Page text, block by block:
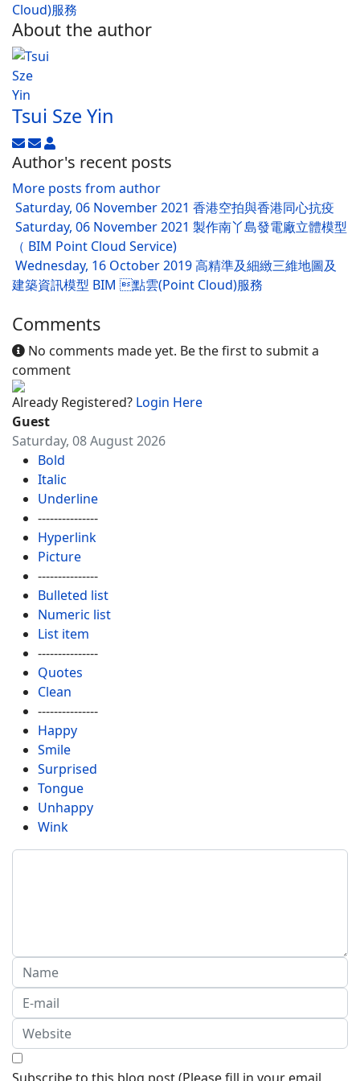
Cloud)服務
About the author
Tsui Sze Yin
Author's recent posts
More posts from author
Saturday, 06 November 2021 香港空拍與香港同心抗疫
Saturday, 06 November 2021 製作南丫島發電廠立體模型
（ BIM Point Cloud Service)
Wednesday, 16 October 2019高精準及細緻三維地圖及
建築資訊模型 BIM 點雲(Point Cloud)服務
Comments
No comments made yet. Be the first to submit a
comment
Already Registered? Login Here
Guest
Saturday, 08 August 2026
Bold
Italic
Underline
---------------
Hyperlink
Picture
---------------
Bulleted list
Numeric list
List item
---------------
Quotes
Clean
---------------
Happy
Smile
Surprised
Tongue
Unhappy
Wink